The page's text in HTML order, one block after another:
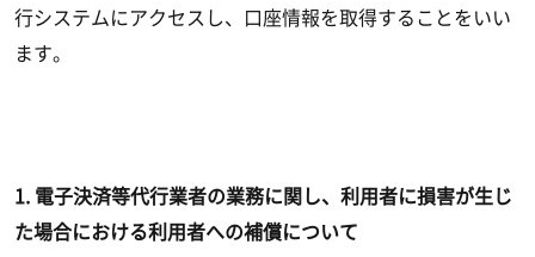
行システムにアクセスし、口座情報を取得することをいい
ます。
1. 電子決済等代行業者の業務に関し、利用者に損害が生じ
た場合における利用者への補償について